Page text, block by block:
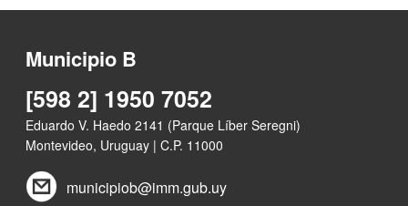
Municipio B
[598 2] 1950 7052
Eduardo V. Haedo 2141 (Parque Líber Seregni)
Montevideo, Uruguay | C.P. 11000
municipiob@imm.gub.uy